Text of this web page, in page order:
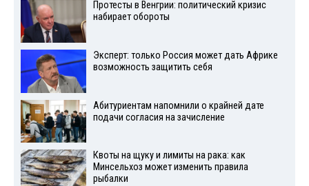
Протесты в Венгрии: политический кризис
набирает обороты
Эксперт: только Россия может дать Африке
возможность защитить себя
Абитуриентам напомнили о крайней дате
подачи согласия на зачисление
Квоты на щуку и лимиты на рака: как
Минсельхоз может изменить правила
рыбалки